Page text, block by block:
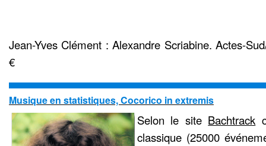
Jean-Yves Clément : Alexandre Scriabine. Actes-
€
Musique en statistiques, Cocorico in extremis
Selon le site Bachtrack
classique (25000